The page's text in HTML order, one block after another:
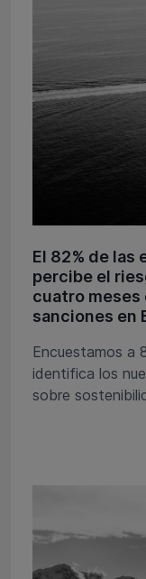
El 82% de las
percibe el
cuatro meses
sanciones en
Encuestamos a
identifica los
sobre